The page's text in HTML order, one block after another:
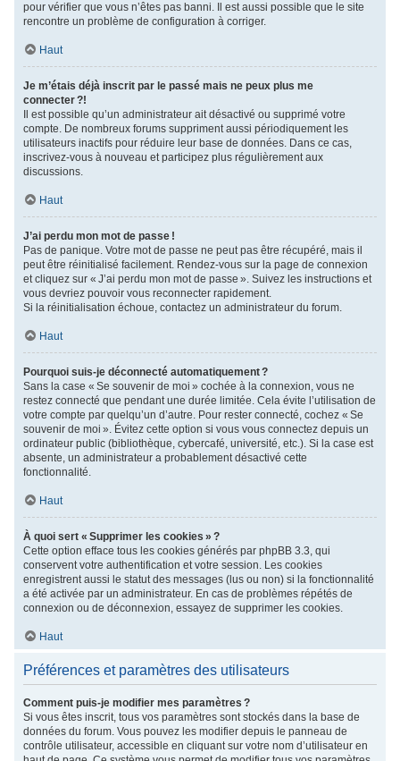
pour vérifier que vous n’êtes pas banni. Il est aussi possible que le site
rencontre un problème de configuration à corriger.
Haut
Je m’étais déjà inscrit par le passé mais ne peux plus me
connecter ?!
Il est possible qu’un administrateur ait désactivé ou supprimé votre
compte. De nombreux forums suppriment aussi périodiquement les
utilisateurs inactifs pour réduire leur base de données. Dans ce cas,
inscrivez-vous à nouveau et participez plus régulièrement aux
discussions.
Haut
J’ai perdu mon mot de passe !
Pas de panique. Votre mot de passe ne peut pas être récupéré, mais il
peut être réinitialisé facilement. Rendez-vous sur la page de connexion
et cliquez sur « J’ai perdu mon mot de passe ». Suivez les instructions et
vous devriez pouvoir vous reconnecter rapidement.
Si la réinitialisation échoue, contactez un administrateur du forum.
Haut
Pourquoi suis-je déconnecté automatiquement ?
Sans la case « Se souvenir de moi » cochée à la connexion, vous ne
restez connecté que pendant une durée limitée. Cela évite l’utilisation de
votre compte par quelqu’un d’autre. Pour rester connecté, cochez « Se
souvenir de moi ». Évitez cette option si vous vous connectez depuis un
ordinateur public (bibliothèque, cybercafé, université, etc.). Si la case est
absente, un administrateur a probablement désactivé cette
fonctionnalité.
Haut
À quoi sert « Supprimer les cookies » ?
Cette option efface tous les cookies générés par phpBB 3.3, qui
conservent votre authentification et votre session. Les cookies
enregistrent aussi le statut des messages (lus ou non) si la fonctionnalité
a été activée par un administrateur. En cas de problèmes répétés de
connexion ou de déconnexion, essayez de supprimer les cookies.
Haut
Préférences et paramètres des utilisateurs
Comment puis-je modifier mes paramètres ?
Si vous êtes inscrit, tous vos paramètres sont stockés dans la base de
données du forum. Vous pouvez les modifier depuis le panneau de
contrôle utilisateur, accessible en cliquant sur votre nom d’utilisateur en